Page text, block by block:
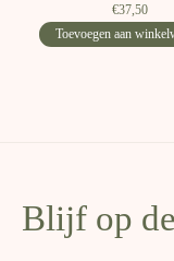
€37,50
Toevoegen aan
Blijf op